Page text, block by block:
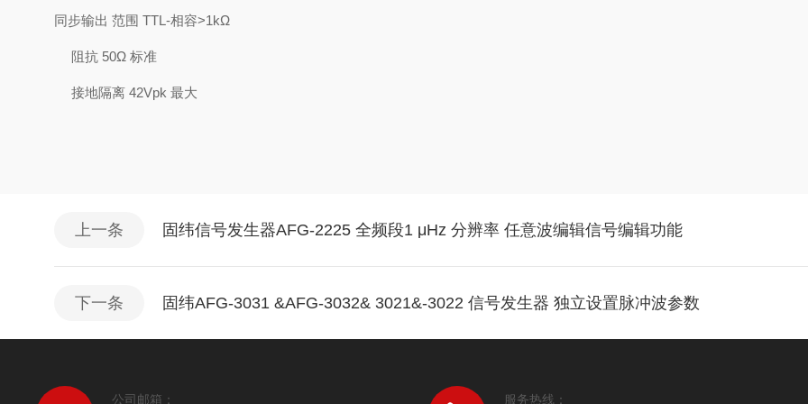
同步输出 范围 TTL-相容>1kΩ
阻抗 50Ω 标准
接地隔离 42Vpk 最大
上一条 固纬信号发生器AFG-2225 全频段1 μHz 分辨率 任意波编辑信号编辑功能
下一条 固纬AFG-3031 &AFG-3032& 3021&-3022 信号发生器 独立设置脉冲波参数
公司邮箱： 服务热线：